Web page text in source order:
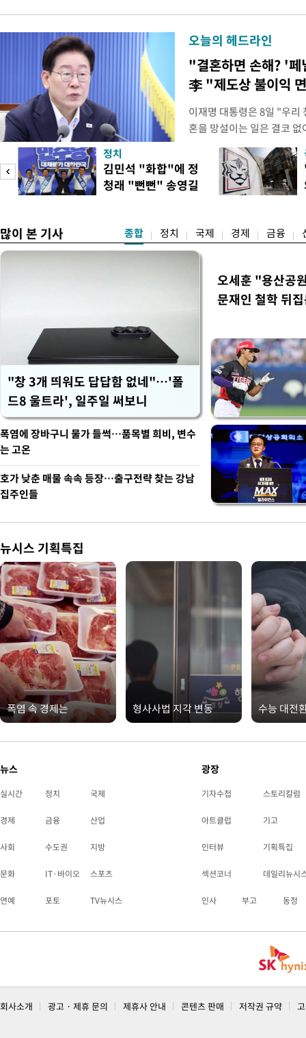
오늘의 헤드라인
"결혼하면 손해? '
李 "제도상 불이익
이재명 대통령은 8일 "우리
혼을 망설이는 일은 결코
하는 제도가 있을 경우 편
다. 이 대통령은 이날 오후
로 찾은 결혼 페널티 22개'
이 대통령은 "결혼으로 인
정치
김민석 "화합"에 정
청래 "뻔뻔" 송영길
많이 본 기사 종합 정치 국제 경제 금융
"창 3개 띄워도 답답함 없네"…'폴
드8 울트라', 일주일 써보니
오세훈 "용산공
문재인 철학 뒤
폭염에 장바구니 물가 들썩…품목별 희비, 변수
는 고온
호가 낮춘 매물 속속 등장…출구전략 찾는 강남
집주인들
뉴시스 기획특집
폭염 속 경제는 형사사법 지각 변동 수능 대전
뉴스
실시간 정치 국제
경제 금융 산업
사회 수도권 지방
문화 IT·바이오 스포츠
연예 포토 TV뉴시스
광장
기자수첩 스토리칼럼
아트클럽 기고
인터뷰 기획특집
섹션코너 데일리뉴시
인사 부고 동정
회사소개 광고 · 제휴 문의 제휴사 안내 콘텐츠 판매 저작권 규약